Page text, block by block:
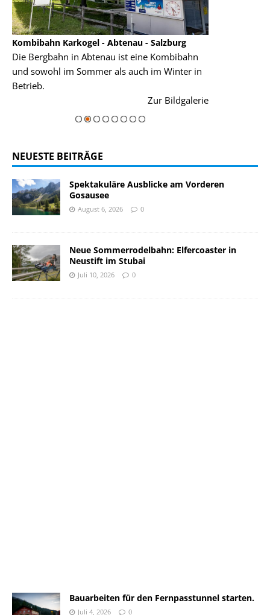
Kombibahn Karkogel - Abtenau - Salzburg
Die Bergbahn in Abtenau ist eine Kombibahn
und sowohl im Sommer als auch im Winter in
Betrieb.
Zur Bildgalerie
NEUESTE BEITRÄGE
Spektakuläre Ausblicke am Vorderen
Gosausee
August 6, 2026 0
Neue Sommerrodelbahn: Elfercoaster in
Neustift im Stubai
Juli 10, 2026 0
Bauarbeiten für den Fernpasstunnel starten.
Juli 4, 2026 0